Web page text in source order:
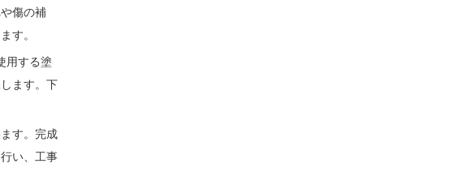
傷の補
す。
用する塗
ます。下
す。完成
い、工事